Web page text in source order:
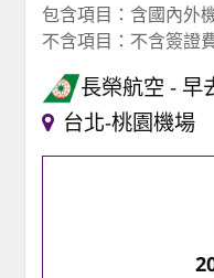
包含項目：含國內外
不含項目：不含簽證
長榮航空
早
台北-桃園機場